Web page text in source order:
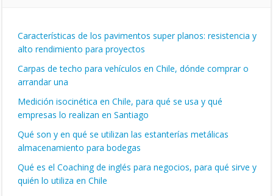
Características de los pavimentos super planos: resistencia y
alto rendimiento para proyectos
Carpas de techo para vehículos en Chile, dónde comprar o
arrandar una
Medición isocinética en Chile, para qué se usa y qué
empresas lo realizan en Santiago
Qué son y en qué se utilizan las estanterías metálicas
almacenamiento para bodegas
Qué es el Coaching de inglés para negocios, para qué sirve y
quién lo utiliza en Chile